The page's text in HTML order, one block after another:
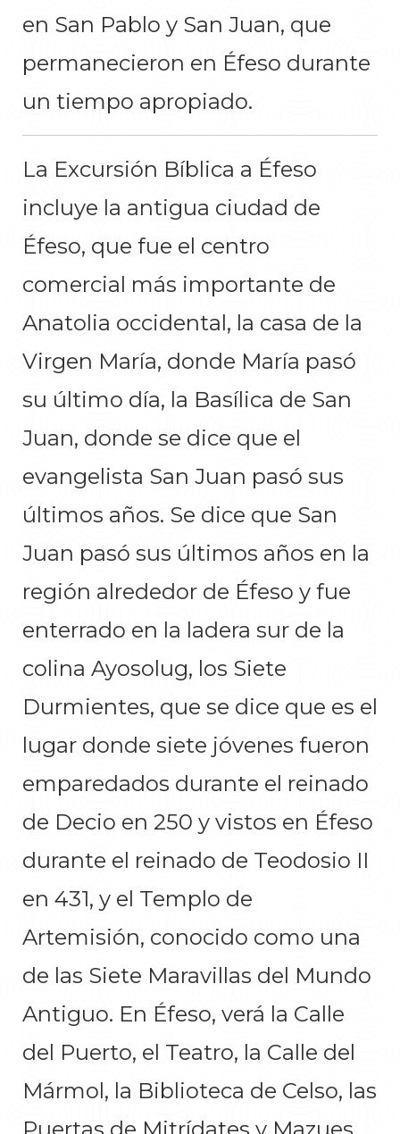
en San Pablo y San Juan, que
permanecieron en Éfeso durante
un tiempo apropiado.
La Excursión Bíblica a Éfeso
incluye la antigua ciudad de
Éfeso, que fue el centro
comercial más importante de
Anatolia occidental, la casa de la
Virgen María, donde María pasó
su último día, la Basílica de San
Juan, donde se dice que el
evangelista San Juan pasó sus
últimos años. Se dice que San
Juan pasó sus últimos años en la
región alrededor de Éfeso y fue
enterrado en la ladera sur de la
colina Ayosolug, los Siete
Durmientes, que se dice que es el
lugar donde siete jóvenes fueron
emparedados durante el reinado
de Decio en 250 y vistos en Éfeso
durante el reinado de Teodosio II
en 431, y el Templo de
Artemisión, conocido como una
de las Siete Maravillas del Mundo
Antiguo. En Éfeso, verá la Calle
del Puerto, el Teatro, la Calle del
Mármol, la Biblioteca de Celso, las